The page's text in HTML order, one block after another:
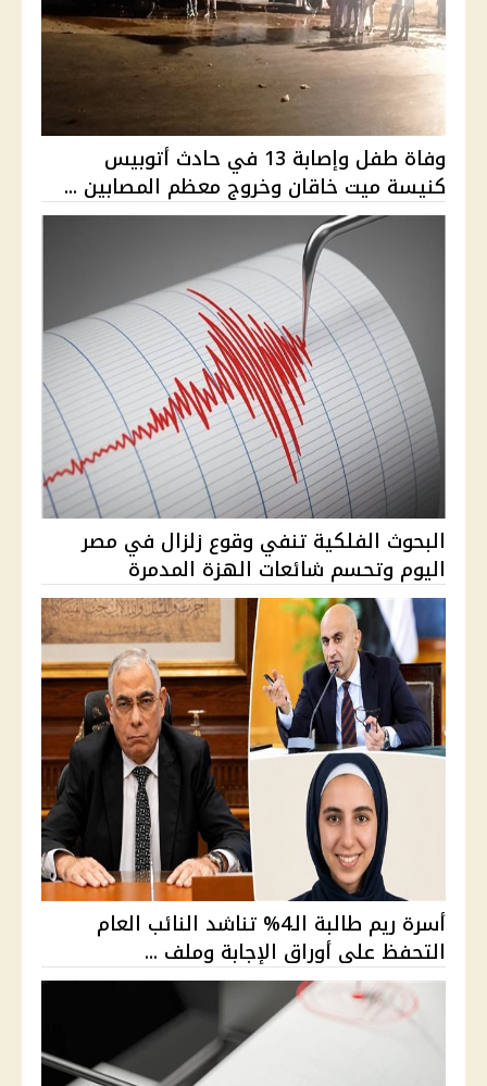
وفاة طفل وإصابة 13 في حادث أتوبيس
كنيسة ميت خاقان وخروج معظم المصابين ...
البحوث الفلكية تنفي وقوع زلزال في مصر
اليوم وتحسم شائعات الهزة المدمرة
أسرة ريم طالبة الـ4% تناشد النائب العام
التحفظ على أوراق الإجابة وملف ...